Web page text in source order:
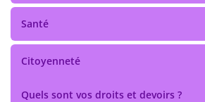
Santé
Citoyenneté
Quels sont vos droits et devoirs ?